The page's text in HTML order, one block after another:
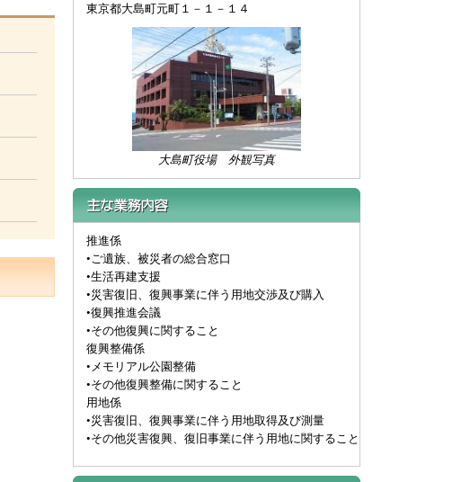
東京都大島町元町１－１－１４
大島町役場 外観写真
推進係
•ご遺族、被災者の総合窓口
•生活再建支援
•災害復旧、復興事業に伴う用地交渉及び購入
•復興推進会議
•その他復興に関すること
復興整備係
•メモリアル公園整備
•その他復興整備に関すること
用地係
•災害復旧、復興事業に伴う用地取得及び測量
•その他災害復興、復旧事業に伴う用地に関すること